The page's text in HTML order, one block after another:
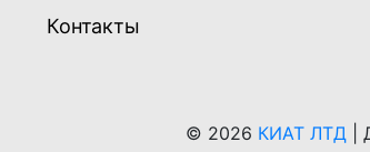
Контакты
© 2026 КИАТ ЛТД